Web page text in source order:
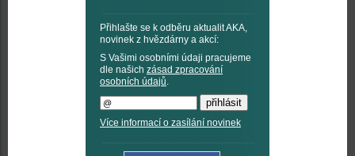
Přihlašte se k odběru aktualit AKA,
novinek z hvězdárny a akcí:
S Vašimi osobními údaji pracujeme
dle našich zásad zpracování
osobních údajů.
Více informací o zasílání novinek